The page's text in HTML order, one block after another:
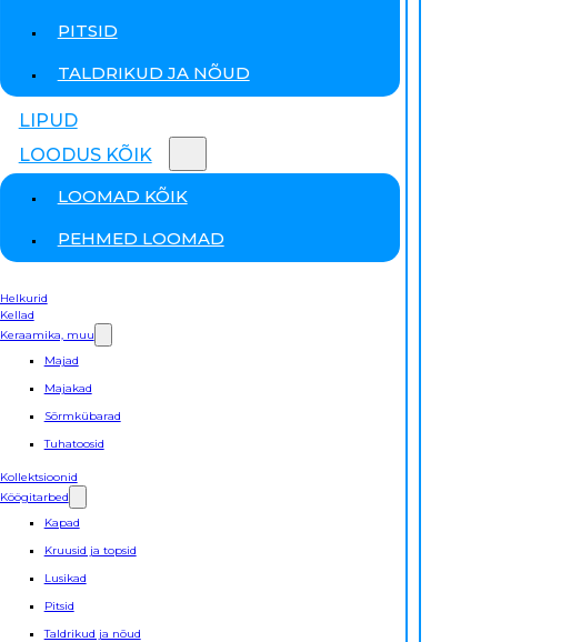
PITSID
TALDRIKUD JA NÕUD
LIPUD
LOODUS KÕIK
LOOMAD KÕIK
PEHMED LOOMAD
Helkurid
Kellad
Keraamika, muu
Majad
Majakad
Sõrmkübarad
Tuhatoosid
Kollektsioonid
Köögitarbed
Kapad
Kruusid ja topsid
Lusikad
Pitsid
Taldrikud ja nõud